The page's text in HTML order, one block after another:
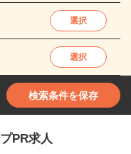
選択
選択
検索条件を保存
PR求人